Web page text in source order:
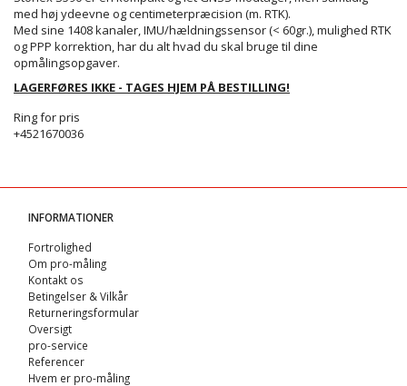
med høj ydeevne og centimeterpræcision (m. RTK).
Med sine 1408 kanaler, IMU/hældningssensor (< 60gr.), mulighed RTK
og PPP korrektion, har du alt hvad du skal bruge til dine
opmålingsopgaver.
LAGERFØRES IKKE - TAGES HJEM PÅ BESTILLING!
Ring for pris
+4521670036
INFORMATIONER
Fortrolighed
Om pro-måling
Kontakt os
Betingelser & Vilkår
Returneringsformular
Oversigt
pro-service
Referencer
Hvem er pro-måling